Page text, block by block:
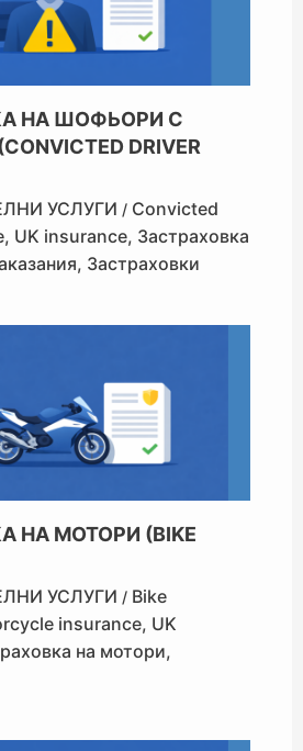
НА ШОФЬОРИ С
DRIVER
УСЛУГИ / Convicted
, UK insurance, Застраховка
, Застраховки
НА МОТОРИ (BIKE
УСЛУГИ / Bike
insurance, UK
на мотори,